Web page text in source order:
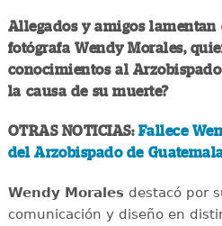
Allegados y amigos
fotógrafa Wendy Morales,
conocimientos al
la causa de su muerte?
OTRAS NOTICIAS: Fallece
del Arzobispado de
Wendy Moralesdestacó por
comunicación y diseño en